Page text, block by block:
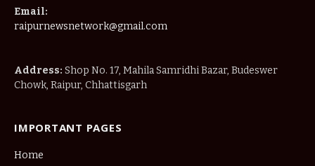
Email:
raipurnewsnetwork@gmail.com
Address: Shop No. 17, Mahila Samridhi Bazar, Budeswer
Chowk, Raipur, Chhattisgarh
IMPORTANT PAGES
Home